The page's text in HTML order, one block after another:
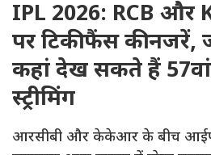
IPL 2026: RCB और
पर टिकी फैंस की
कहां देख सकते हैं
स्ट्रीमिंग
आरसीबी और केकेआर के बीच